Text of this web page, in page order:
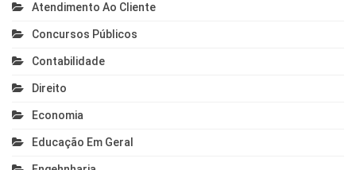
Atendimento Ao Cliente
Concursos Públicos
Contabilidade
Direito
Economia
Educação Em Geral